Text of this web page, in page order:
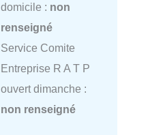
domicile : non
renseigné
Service Comite
Entreprise R A T P
ouvert dimanche :
non renseigné